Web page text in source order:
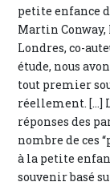
petite enfance
Martin Conway,
Londres, co-
étude, nous
tout premier
réellement. [...]
réponses des
nombre de ces
à la petite
souvenir basé